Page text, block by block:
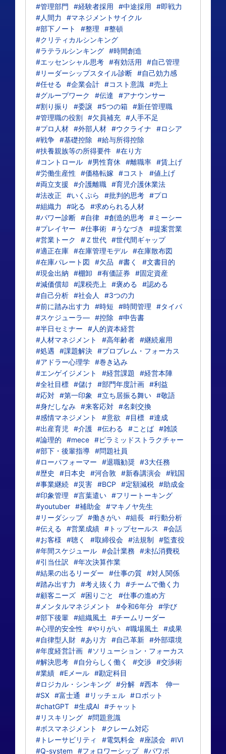
#管理部門
#経験者採用 #中途採用
#即戦力
#人間力
#マネジメントサイクル
#部下ノート
#整理
#整頓
#クリティカルシンキング
#ラテラルシンキング #時間創造
#エッセンシャル思考 #有効活用
#自己管理
#リーダーシップスタイル診断 #自己効力感
#任せる
#企業会計 #コスト意識 #売上
#グループワーク
#伝達
#アナウンサー
#割り振り
#委譲 #5つの箱 #新任管理職
#管理職の役割 #欠員補充 #人手不足
#プロ人材 #外部人材 #ウクライナ
#ロシア
#戦争 #基礎控除
#給与所得控除
#扶養親族等の所得要件 #在り方
#コントロール #男性育休 #離職率 #賃上げ
#労働生産性
#価格転嫁 #コスト
#値上げ
#両立支援
#介護離職 #育児介護休業法
#法改正
#いくぷら #批判的思考 #プロ
#組織力
#叱る
#求められる人材
#パワー診断 #自律 #創造的思考 #ミーシー
#プレイヤー
#仕事術 #うなづき
#提案営業
#営業トーク
#Ｚ世代 #世代間ギャップ
#適正在庫 #在庫管理モデル #在庫散布図
#在庫パレート図
#欠品 #書く
#文書目的
#現金出納
#棚卸 #有価証券
#固定資産
#減価償却
#課税売上 #褒める
#認める
#自己分析 #社会人
#3つの力
#前に踏み出す力
#時短 #時間管理
#タイパ
#スケジューラ― #控除
#申告書
#半日セミナー
#人的資本経営
#人材マネジメント
#高年齢者 #継続雇用
#処遇
#課題解決 #プロブレム・フォーカス
#アドラー心理学 #巻き込み
#エンゲイジメント
#経営課題
#経営本陣
#全社目標 #儲け #部門年度計画 #利益
#応対 #第一印象 #立ち居振る舞い #敬語
#身だしなみ #来客応対 #名刺交換
#感情マネジメント
#意欲 #目標 #達成
#出産育児
#介護 #伝わる #ことば #雑談
#論理的
#mece #ピラミッドストラクチャー
#部下・後輩指導 #問題社員
#ローパフォーマー
#退職勧奨 #3大任務
#歴史
#日本史 #河合敦 #新春講演会 #戦国
#事業継続 #災害 #BCP #定額減税 #助成金
#印象管理
#言葉遣い #フリートーキング
#youtuber #補助金
#マキノヤ先生
#リーダシップ #働きがい #組長 #行動分析
#伝える
#営業成績 #トップセールス
#会話
#お客様
#聴く #取締役会 #法規制
#監査役
#年間スケジュール #会計業務
#未払消費税
#引当仕訳
#年次決算作業
#結果の出るリーダー
#仕事の質 #対人関係
#踏み出す力
#考え抜く力
#チームで働く力
#顧客ニーズ #困りごと
#仕事の進め方
#メンタルマネジメント
#令和6年分 #学び
#部下後輩 #組織風土
#チームリーダー
#心理的安全性
#やりがい #職場風土
#成果
#自律型人財 #あり方 #自己革新 #外部環境
#年度経営計画 #ソリューション・フォーカス
#解決思考 #自分らしく働く #交渉 #交渉術
#業績 #Eメール #勘定科目
#ロジカル・シンキング #分解 #西本 伸一
#SX #富士通 #リッチェル #ロボット
#chatGPT #生成AI
#チャット
#リスキリング #問題意識
#ボスマネジメント
#クレーム対応
#トレーサビリティ
#電気料金 #座談会 #IVI
#Q-system
#フォロワーシップ #パワポ